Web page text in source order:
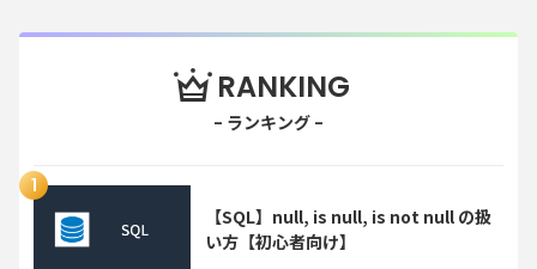
RANKING
【SQL】null, is null, is not null の扱
い方【初心者向け】